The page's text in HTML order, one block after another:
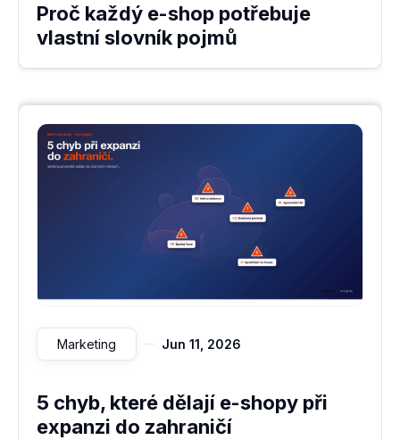
Proč každý e-shop potřebuje
vlastní slovník pojmů
Marketing Jun 11, 2026
5 chyb, které dělají e-shopy při
expanzi do zahraničí